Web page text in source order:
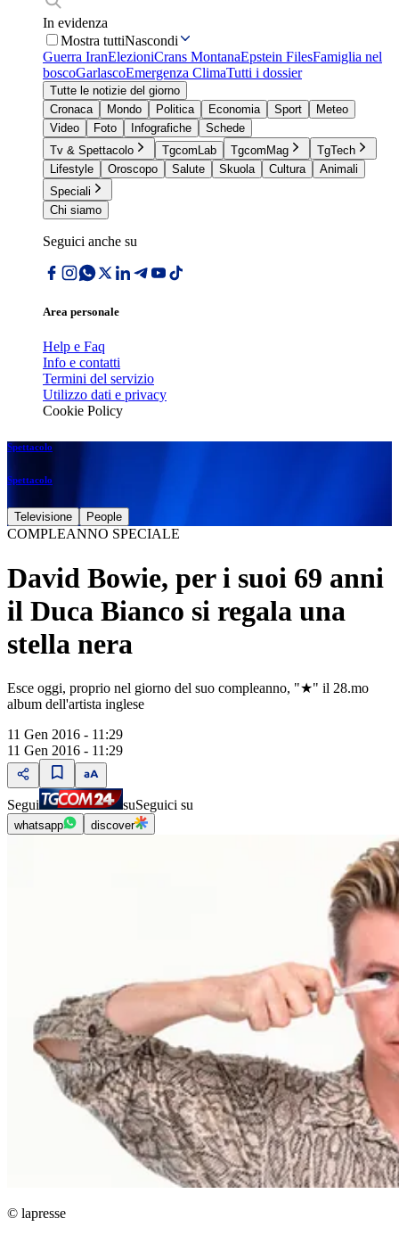
In evidenza
Mostra tuttiNascondi
Guerra IranElezioniCrans MontanaEpstein FilesFamiglia nel
boscoGarlascoEmergenza ClimaTutti i dossier
Tutte le notizie del giorno
Cronaca
Mondo Politica Economia Sport
Meteo
Video
Foto Infografiche
Schede
Tv & Spettacolo
TgcomLab TgcomMag
TgTech
Lifestyle
Oroscopo Salute Skuola Cultura
Animali
Speciali
Chi siamo
Seguici anche su
Area personale
Help e Faq
Info e contatti
Termini del servizio
Utilizzo dati e privacy
Cookie Policy
Spettacolo
Spettacolo
Televisione People
COMPLEANNO SPECIALE
David Bowie, per i suoi 69 anni
il Duca Bianco si regala una
stella nera
Esce oggi, proprio nel giorno del suo compleanno, "★" il 28.mo
album dell'artista inglese
11 Gen 2016 - 11:29
11 Gen 2016 - 11:29
Segui suSeguici su
whatsapp discover
© lapresse